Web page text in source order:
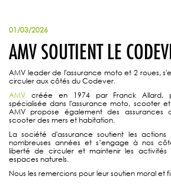
01/03/2026
AMV SOUTIENT LE
AMV leader de l'assurance moto et 2 roues,
circuler aux côtés du Codever.
AMV créée en 1974 par Franck Allard,
spécialisée dans l'assurance moto, scooter
AMV propose également des assurances
scooter des mers et habitation.
La société d'assurance soutient les
nombreuses années et s’engage à nos
liberté de circuler et maintenir les activités
espaces naturels.
Nous les remercions pour leur soutien moral et